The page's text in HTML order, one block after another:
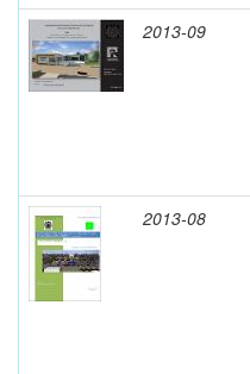
2013-09
2013-08